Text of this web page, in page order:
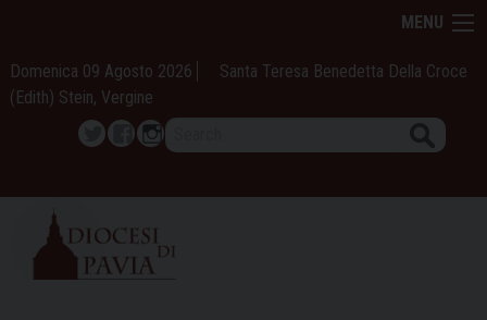
content
MENU
Domenica 09 Agosto 2026
Santa Teresa Benedetta Della Croce
(Edith) Stein, Vergine
TwitterFacebook
Instagram